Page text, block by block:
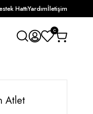
HattıYardımİletişim
0
Atlet